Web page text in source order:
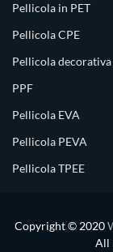
Pellicola in PET
Pellicola CPE
Pellicola
PPF
Pellicola EVA
Pellicola PEVA
Pellicola TPEE
Copyright © 2020
All